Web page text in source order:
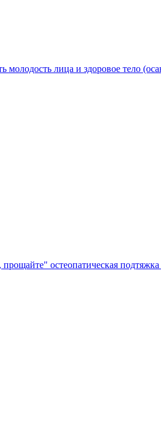
молодость лица и здоровое тело
остеопатическая подтяжка